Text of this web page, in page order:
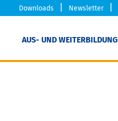
Downloads Newsletter
AUS- UND WEITERBILDUNG